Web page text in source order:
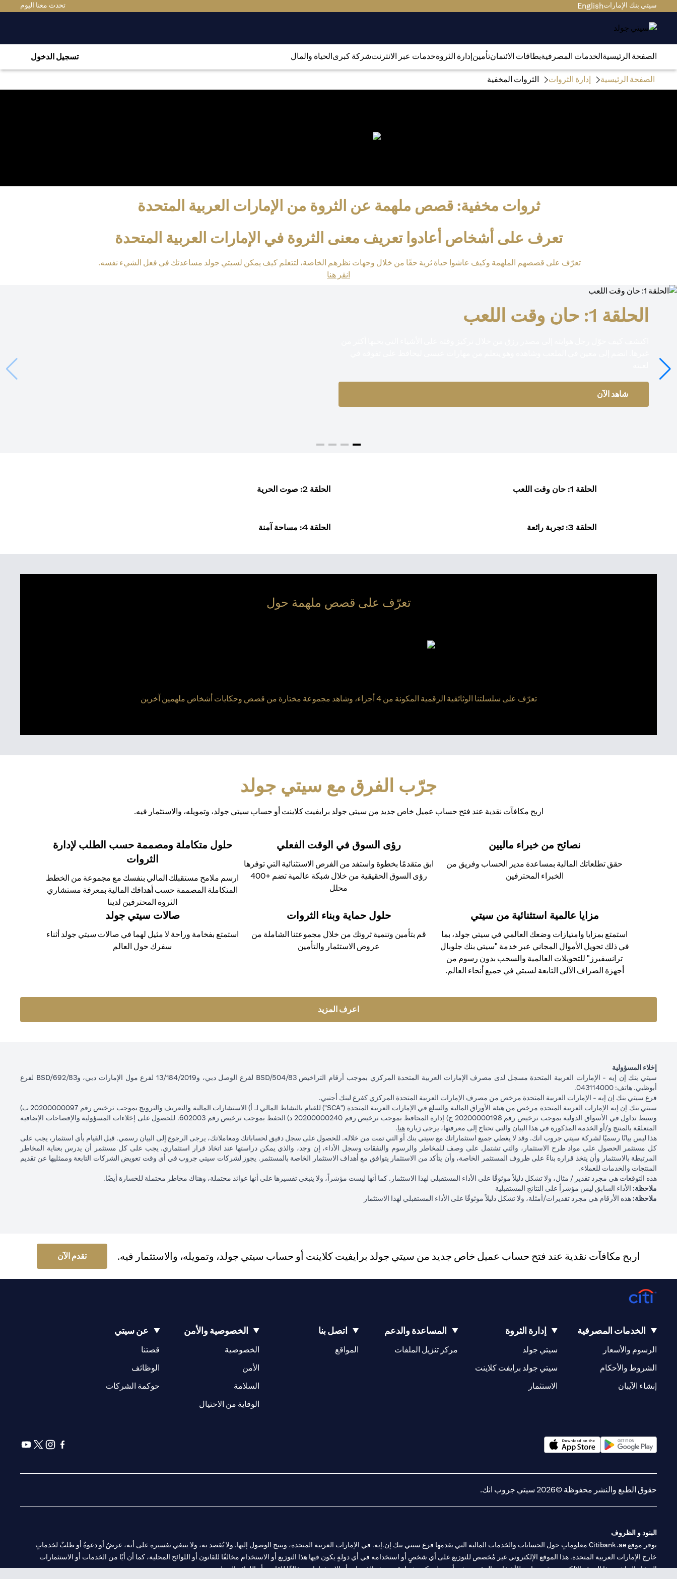
سيتي بنك الإماراتEnglish تحدث معنا اليوم
الصفحة الرئيسيةالخدمات المصرفيةبطاقات الائتمانتأمينإدارة الثروةخدمات عبر الانترنتشركة كبرىالحياة والمال تسجيل الدخول
الصفحة الرئيسية إدارة الثروات الثروات المخفية
ثروات مخفية: قصص ملهمة عن الثروة من الإمارات العربية المتحدة
تعرف على أشخاص أعادوا تعريف معنى الثروة في الإمارات العربية المتحدة
تعرّف على قصصهم الملهمة وكيف عاشوا حياة ثرية حقًا من خلال وجهات نظرهم الخاصة، لتتعلم كيف يمكن لسيتي جولد مساعدتك في فعل الشيء نفسه.
انقر هنا
الحلقة 1: حان وقت اللعب
شاهد الآن
الحلقة 1: حان وقت اللعب الحلقة 2: صوت الحرية
الحلقة 3: تجربة رائعة الحلقة 4: مساحة آمنة
تعرّف على قصص ملهمة حول
تعرّف على سلسلتنا الوثائقية الرقمية المكونة من 4 أجزاء، وشاهد مجموعة مختارة من قصص وحكايات أشخاص ملهمين آخرين
جرّب الفرق مع سيتي جولد
اربح مكافآت نقدية عند فتح حساب عميل خاص جديد من سيتي جولد برايفيت كلاينت أو حساب سيتي جولد، وتمويله، والاستثمار فيه.
نصائح من خبراء ماليين
حقق تطلعاتك المالية بمساعدة مدير الحساب وفريق من
الخبراء المحترفين
رؤى السوق في الوقت الفعلي
ابق متقدمًا بخطوة واستفد من الفرص الاستثنائية التي توفرها
رؤى السوق الحقيقية من خلال شبكة عالمية تضم +400
محلل
حلول متكاملة ومصممة حسب الطلب لإدارة
الثروات
ارسم ملامح مستقبلك المالي بنفسك مع مجموعة من الخطط
المتكاملة المصممة حسب أهدافك المالية بمعرفة مستشاري
الثروة المحترفين لدينا
مزايا عالمية استثنائية من سيتي
استمتع بمزايا وامتيازات وضعك العالمي في سيتي جولد، بما
في ذلك تحويل الأموال المجاني عبر خدمة "سيتي بنك جلوبال
ترانسفيرز" للتحويلات العالمية والسحب بدون رسوم من
أجهزة الصراف الآلي التابعة لسيتي في جميع أنحاء العالم.
حلول حماية وبناء الثروات
قم بتأمين وتنمية ثروتك من خلال مجموعتنا الشاملة من
عروض الاستثمار والتأمين
صالات سيتي جولد
استمتع بفخامة وراحة لا مثيل لهما في صالات سيتي جولد أثناء
سفرك حول العالم
اعرف المزيد
إخلاء المسؤولية
سيتي بنك إن إيه - الإمارات العربية المتحدة مسجل لدى مصرف الإمارات العربية المتحدة المركزي بموجب أرقام التراخيص BSD/504/83 لفرع الوصل دبي، و13/184/2019 لفرع مول الإمارات دبي، وBSD/692/83 لفرع
أبوظبي. هاتف: 043114000.
فرع سيتي بنك إن إيه - الإمارات العربية المتحدة مرخص من مصرف الإمارات العربية المتحدة المركزي كفرع لبنك أجنبي.
سيتي بنك إن إيه الإمارات العربية المتحدة مرخص من هيئة الأوراق المالية والسلع في الإمارات العربية المتحدة ("SCA") للقيام بالنشاط المالي لـ أ) الاستشارات المالية والتعريف والترويج بموجب ترخيص رقم 20200000097 ب)
وسيط تداول في الأسواق الدولية بموجب ترخيص رقم 20200000198 ج) إدارة المحافظ بموجب ترخيص رقم 20200000240 د) الحفظ بموجب ترخيص رقم 602003. للحصول على إخلاءات المسؤولية والإفصاحات الإضافية
المتعلقة بالمنتج و/أو الخدمة المذكورة في هذا البيان والتي تحتاج إلى معرفتها، يرجى زيارة هنا.
هذا ليس بيانًا رسميًا لشركة سيتي جروب انك. وقد لا يغطي جميع استثماراتك مع سيتي بنك أو التي تمت من خلاله. للحصول على سجل دقيق لحساباتك ومعاملاتك، يرجى الرجوع إلى البيان رسمي. قبل القيام بأي استثمار، يجب على
كل مستثمر الحصول على مواد طرح الاستثمار، والتي تشتمل على وصف للمخاطر والرسوم والنفقات وسجل الأداء، إن وجد، والذي يمكن دراستها عند اتخاذ قرار استثماري. يجب على كل مستثمر أن يدرس بعناية المخاطر
المرتبطة بالاستثمار وأن يتخذ قراره بناءً على ظروف المستثمر الخاصة، وأن يتأكد من الاستثمار يتوافق مع أهداف الاستثمار الخاصة بالمستثمر. يجوز لشركات سيتي جروب في أي وقت تعويض الشركات التابعة وممثليها عن تقديم
المنتجات والخدمات للعملاء.
هذه التوقعات هي مجرد تقدير / مثال، ولا تشكل دليلاً موثوقًا على الأداء المستقبلي لهذا الاستثمار. كما أنها ليست مؤشراً، ولا ينبغي تفسيرها على أنها عوائد محتملة، وهناك مخاطر محتملة للخسارة أيضًا.
ملاحظة: الأداء السابق ليس مؤشراً على النتائج المستقبلية
ملاحظة:هذه الأرقام هي مجرد تقديرات/أمثلة، ولا تشكل دليلاً موثوقًا على الأداء المستقبلي لهذا الاستثمار
اربح مكافآت نقدية عند فتح حساب عميل خاص جديد من سيتي جولد برايفيت كلاينت أو حساب سيتي جولد، وتمويله، والاستثمار فيه. تقدم الآن
الخدمات المصرفية
الرسوم والأسعار
الشروط والأحكام
إنشاء الآيبان
إدارة الثروة
سيتي جولد
سيتي جولد برايفت كلاينت
الاستثمار
المساعدة والدعم
مركز تنزيل الملفات
اتصل بنا
المواقع
(opens in a new tab)
الخصوصية والأمن
الخصوصية
الأمن
السلامة
الوقاية من الاحتيال
عن سيتي
قصتنا
(opens in a new tab)
الوظائف
(opens in a new tab)
حوكمة الشركات
(opens in a new tab)
حقوق الطبع والنشر محفوظة ©2026 سيتي جروب انك.
البنود و الظروف
يوفر موقع Citibank.ae معلوماتٍ حول الحسابات والخدمات المالية التي يقدمها فرع سيتي بنك إن.إيه. في الإمارات العربية المتحدة، ويتيح الوصول إليها. ولا يُقصد به، ولا ينبغي تفسيره على أنه، عرضٌ أو دعوةٌ أو طلبٌ لخدماتٍ
خارج الإمارات العربية المتحدة. هذا الموقع الإلكتروني غير مُخصص للتوزيع على أي شخصٍ أو استخدامه في أي دولةٍ يكون فيها هذا التوزيع أو الاستخدام مخالفًا للقانون أو اللوائح المحلية، كما أن أيًا من الخدمات أو الاستثمارات
المشار إليها في هذا الموقع الإلكتروني غير متاحةٍ للأشخاص المقيمين في أي دولةٍ يكون فيها تقديم هذه الخدمات أو الاستثمارات مخالفًا للقانون أو اللوائح المحلية.